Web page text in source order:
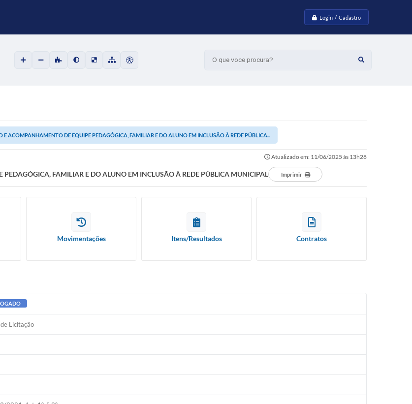
Login / Cadastro
O que voce procura?
E ACOMPANHAMENTO DE EQUIPE PEDAGÓGICA, FAMILIAR E DO ALUNO EM INCLUSÃO À REDE PÚBLICA...
Atualizado em: 11/06/2025 às 13h28
FAMILIAR E DO ALUNO EM INCLUSÃO À REDE PÚBLICA MUNICIPAL Imprimir
Movimentações Itens/Resultados Contratos
Licitação